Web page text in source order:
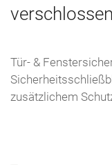
Tür- &
zusätzlichem